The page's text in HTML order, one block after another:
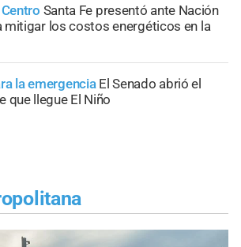
Santa Fe presentó ante Nación
mitigar los costos energéticos en la
la emergencia El Senado abrió el
que llegue El Niño